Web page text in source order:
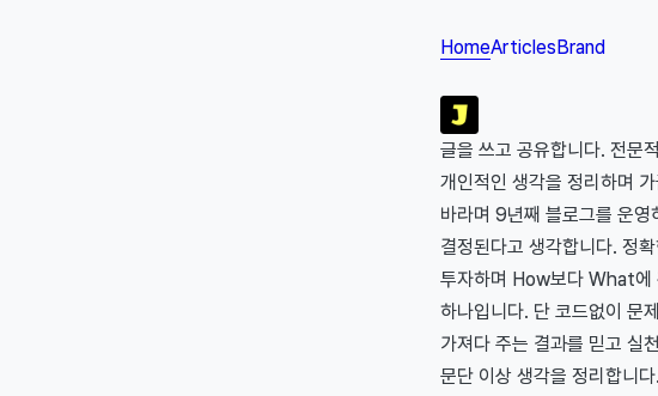
HomeArticlesBrand
글을 쓰고 공유합니다. 전문
개인적인 생각을 정리하며
바라며 9년째 블로그를 운
결정된다고 생각합니다. 정
투자하며 How보다 What에
하나입니다. 단 코드없이 문
가져다 주는 결과를 믿고 실
문단 이상 생각을 정리합니